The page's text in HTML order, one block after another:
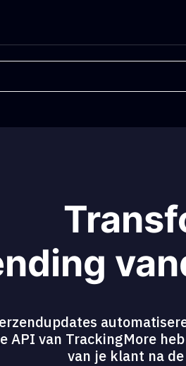
API van TrackingMore
van je klant na